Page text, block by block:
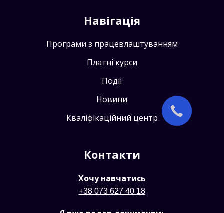
Навігація
Програми з працевлаштуванням
Платні курси
Події
Новини
Кваліфікаційний центр
Контакти
Хочу навчатись
+38 073 627 40 18